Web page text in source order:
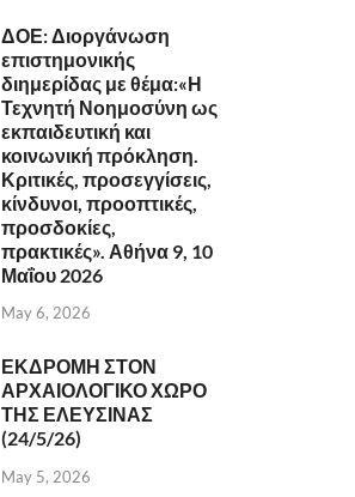
ΔΟΕ: Διοργάνωση
επιστημονικής
διημερίδας με θέμα:«Η
Τεχνητή Νοημοσύνη ως
εκπαιδευτική και
κοινωνική πρόκληση.
Κριτικές, προσεγγίσεις,
κίνδυνοι, προοπτικές,
προσδοκίες,
πρακτικές». Αθήνα 9, 10
Μαΐου 2026
May 6, 2026
ΕΚΔΡΟΜΗ ΣΤΟΝ
ΑΡΧΑΙΟΛΟΓΙΚΟ ΧΩΡΟ
ΤΗΣ ΕΛΕΥΣΙΝΑΣ
(24/5/26)
May 5, 2026